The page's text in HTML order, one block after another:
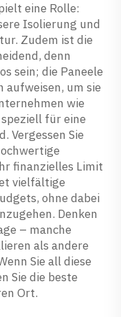
eine Rolle:
Isolierung und
Zudem ist die
denn
sein; die Paneele
um sie
wie
speziell für eine
Vergessen Sie
finanzielles Limit
vielfältige
ohne dabei
Denken
– manche
als andere
Sie all diese
Sie die beste
Ort.